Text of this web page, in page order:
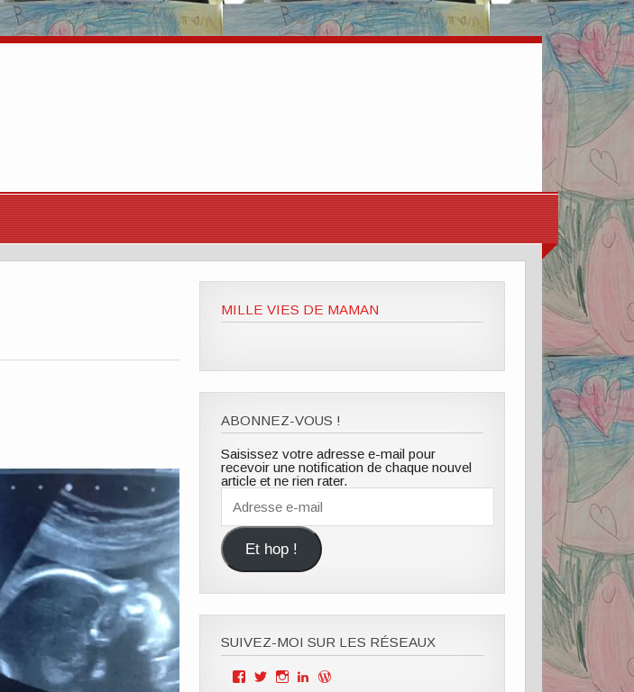
MILLE VIES DE MAMAN
ABONNEZ-VOUS !
Saisissez votre adresse e-mail pour
recevoir une notification de chaque nouvel
article et ne rien rater.
Adresse
e-
Et hop !
SUIVEZ-MOI SUR LES RÉSEAUX
VoirVoirVoir VoirVoir